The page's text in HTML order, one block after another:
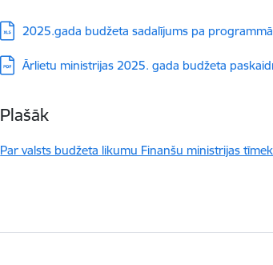
Lejupielādēt:
2025.gada budžeta sadalījums pa
Lejupielādēt:
Ārlietu ministrijas 2025. gada budžeta
Plašāk
Par valsts budžeta likumu Finanšu ministrijas